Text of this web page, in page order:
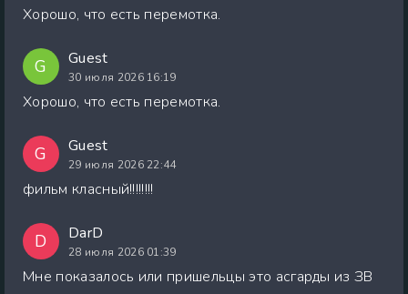
Хорошо, что есть перемотка.
G Guest
30 июля 2026 16:19
Хорошо, что есть перемотка.
G Guest
29 июля 2026 22:44
фильм класный!!!!!!!!
D DarD
28 июля 2026 01:39
Мне показалось или пришельцы это асгарды из ЗВ